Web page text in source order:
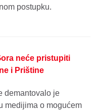
postupku.
neće pristupiti
i Prištine
demantovalo je
medijima o mogućem